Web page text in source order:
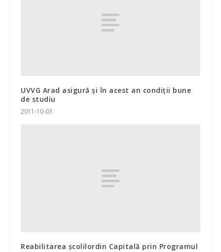
UVVG Arad asigură şi în acest an condiţii bune
de studiu
2011-10-03
Reabilitarea şcolilordin Capitală prin Programul